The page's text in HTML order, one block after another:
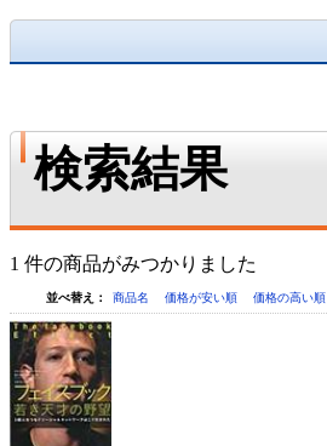
検索結果
1 件の商品がみつかりました
並べ替え： 商品名 価格が安い順 価格の高い順